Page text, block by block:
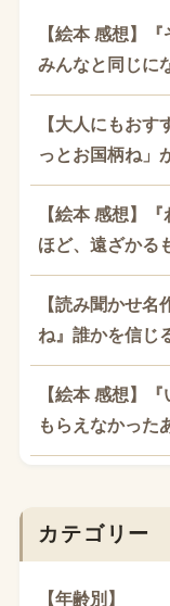
【絵本 感想】
みんなと同じに
【大人にもお
っとお国柄ね」
【絵本 感想】
ほど、遠ざかる
【読み聞かせ
ね』誰かを信じ
【絵本 感想】
もらえなかった
カテゴリー
【年齢別】